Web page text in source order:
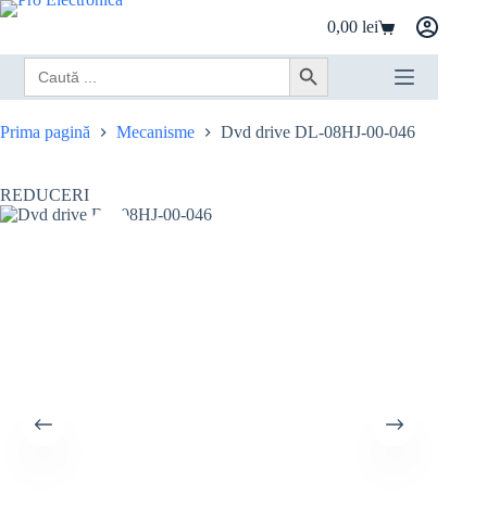
Sari
Coș
de
cumpărături
0,00lei
Search
for:
Search Button
Prima pagină Mecanisme Dvd drive DL-08HJ-00-046
REDUCERI